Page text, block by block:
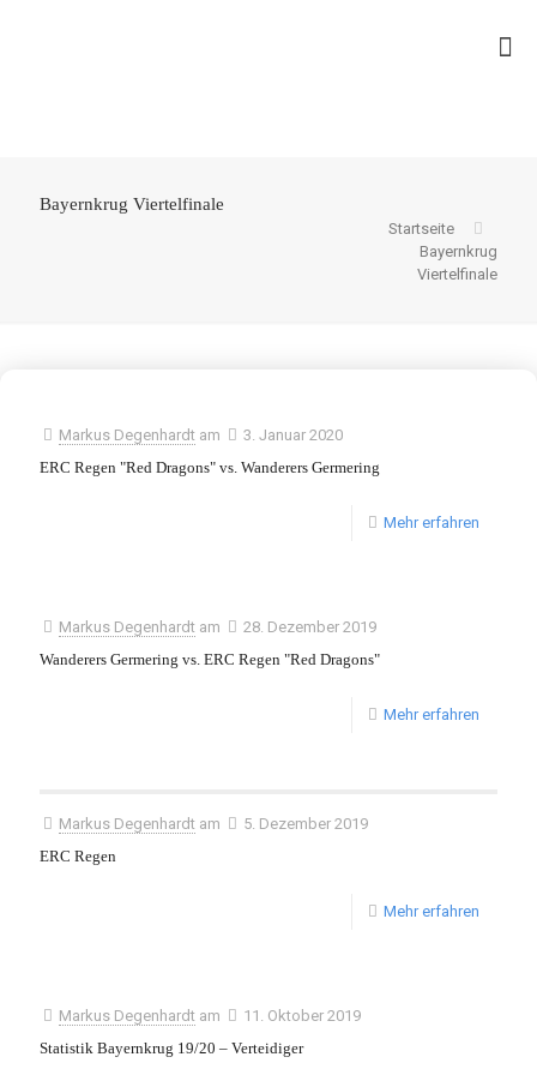
Bayernkrug Viertelfinale
Startseite
Bayernkrug
Viertelfinale
Markus Degenhardt am
3. Januar 2020
ERC Regen "Red Dragons" vs. Wanderers Germering
Mehr erfahren
Markus Degenhardt am
28. Dezember 2019
Wanderers Germering vs. ERC Regen "Red Dragons"
Mehr erfahren
Markus Degenhardt am
5. Dezember 2019
ERC Regen
Mehr erfahren
Markus Degenhardt am
11. Oktober 2019
Statistik Bayernkrug 19/20 – Verteidiger